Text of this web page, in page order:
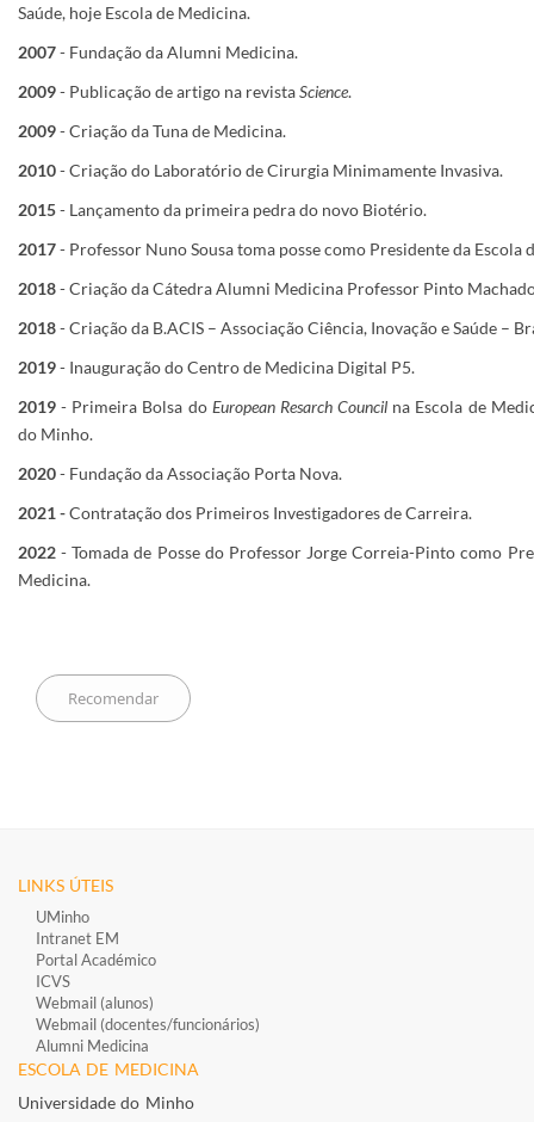
Saúde, hoje Escola de Medicina.
2007- Fundação da Alumni Medicina.
2009- Publicação de artigo na revistaScience.
2009- Criação da Tuna de Medicina.
2010- Criação do Laboratório de Cirurgia Minimamente Invasiva.
2015- Lançamento da primeira pedra do novo Biotério.
2017- Professor Nuno Sousa toma posse como Presidente da Escola
2018- Criação da Cátedra Alumni Medicina Professor Pinto
2018- Criação da B.ACIS – Associação Ciência, Inovação e Saúde –
2019- Inauguração do Centro de Medicina Digital P5.
2019- Primeira Bolsa do European Resarch Council na Escola de
do Minho.
2020- Fundação da Associação Porta Nova.
2021 -Contratação dos Primeiros Investigadores de Carreira.
2022 - Tomada de Posse do Professor Jorge Correia-Pinto como
Medicina.
LINKS ÚTEIS
UMinho
Intranet EM
Portal Académico
ICVS
Webmail (alunos)
Webmail (docentes/funcionários)
Alumni Medicina
ESCOLA DE MEDICINA
Universidade do Minho